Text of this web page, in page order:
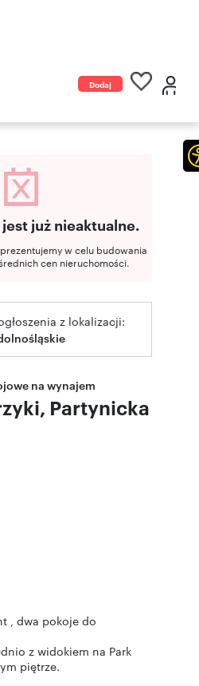
Dodaj
jest już nieaktualne.
w celu budowania
cen nieruchomości.
z lokalizacji:
na wynajem
Partynicka
, dwa pokoje do
z widokiem na Park
piętrze.